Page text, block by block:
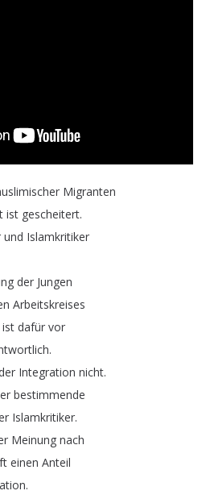
Migranten
ist gescheitert.
und Islamkritiker
der Jungen
Arbeitskreises
ist dafür vor
.
Integration nicht.
bestimmende
Islamkritiker.
Meinung nach
einen Anteil
.